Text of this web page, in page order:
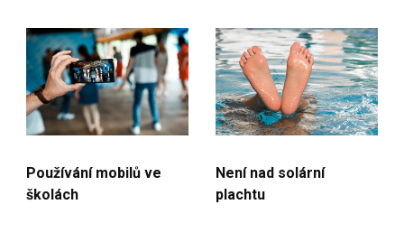
Používání mobilů ve
školách
Není nad solární
plachtu